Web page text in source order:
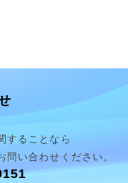
することなら
問い合わせください。